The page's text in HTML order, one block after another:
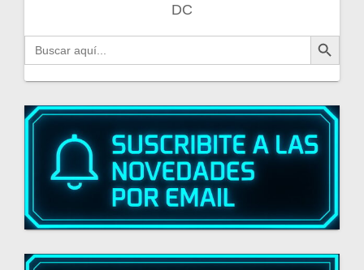
DC
Buscar: Botón de búsqueda